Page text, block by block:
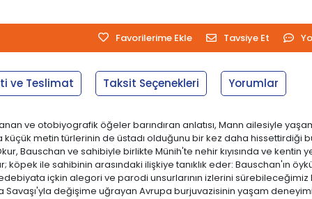
Favorilerime Ekle Tavsiye Et
ve Teslimat Taksit Seçenekleri Yorumlar
ve otobiyografik öğeler barındıran anlatısı, Mann ailesiyle
metin türlerinin de üstadı olduğunu bir kez daha hissettirdiği
Bauschan ve sahibiyle birlikte Münih'te nehir kıyısında ve
köpek ile sahibinin arasındaki ilişkiye tanıklık eder: Bauschan'ın
içkin alegori ve parodi unsurlarının izlerini
Savaşı'yla değişime uğrayan Avrupa burjuvazisinin yaşam